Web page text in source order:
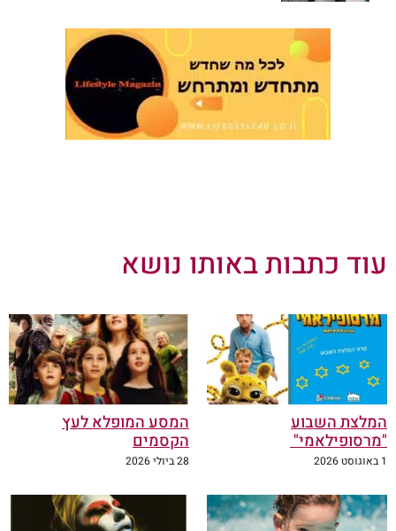
עוד כתבות באותו נושא
המלצת השבוע
"מרסופילאמי"
1 באוגוסט 2026
המסע המופלא לעץ
הקסמים
28 ביולי 2026